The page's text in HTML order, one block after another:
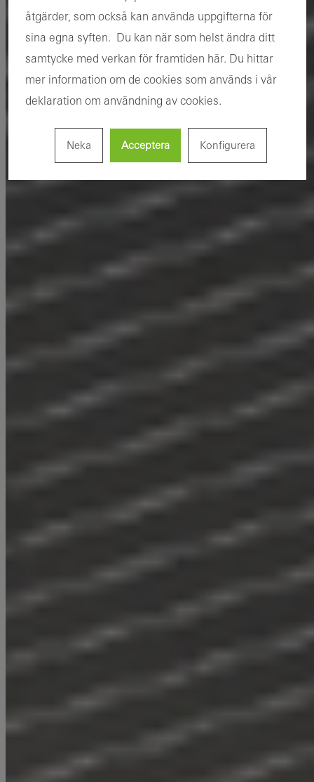
åtgärder, som också kan använda uppgifterna för
sina egna syften. Du kan när som helst ändra ditt
samtycke med verkan för framtiden här. Du hittar
mer information om de cookies som används i vår
deklaration om användning av cookies.
Neka Acceptera Konfigurera